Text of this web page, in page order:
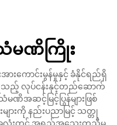
မဏိကြိုး
းကောင်းမွန်မှုနှင့် ခံနိုင်ရည်ရှိ
သည့် လုပ်ငန်းနှင့်တည်ဆောက်
ဏိအဆင့်မြင့်ပြွန်များဖြစ်
းကို နည်းပညာမြင့် သတ္တု